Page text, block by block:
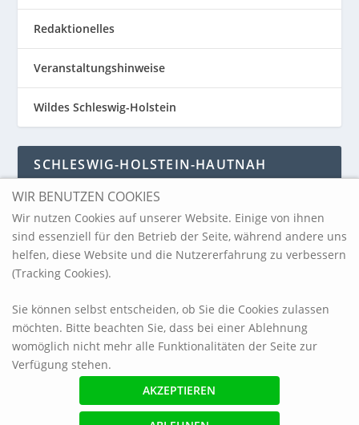
Redaktionelles
Veranstaltungshinweise
Wildes Schleswig-Holstein
SCHLESWIG-HOLSTEIN-HAUTNAH
Schleswig-Holstein-Hautnah
ARCHIV
© 2017 blickpunkt-sh.com
Impressum
Referenzen
WIR BENUTZEN COOKIES
Wir nutzen Cookies auf unserer Website. Einige von ihnen
sind essenziell für den Betrieb der Seite, während andere uns
helfen, diese Website und die Nutzererfahrung zu verbessern
(Tracking Cookies).
Sie können selbst entscheiden, ob Sie die Cookies zulassen
möchten. Bitte beachten Sie, dass bei einer Ablehnung
womöglich nicht mehr alle Funktionalitäten der Seite zur
Verfügung stehen.